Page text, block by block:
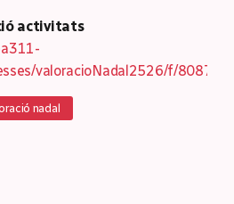
activitats
valoracioNadal2526/f/8087/
nadal